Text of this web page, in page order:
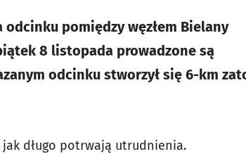
pomiędzy węzłem Bielany
8 listopada prowadzone są
odcinku stworzył się 6-km
długo potrwają utrudnienia.